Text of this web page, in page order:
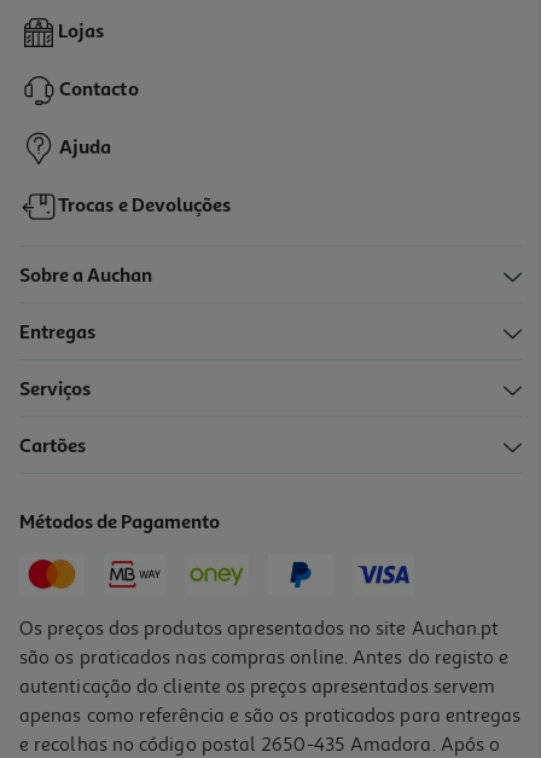
Lojas
Contacto
Ajuda
Trocas e Devoluções
Sobre a Auchan
Entregas
Serviços
Cartões
Métodos de Pagamento
Os preços dos produtos apresentados no site Auchan.pt
são os praticados nas compras online. Antes do registo e
autenticação do cliente os preços apresentados servem
apenas como referência e são os praticados para entregas
e recolhas no código postal 2650-435 Amadora. Após o